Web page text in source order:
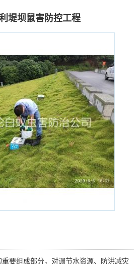
堤坝鼠害防控工程
要组成部分，对调节水资源、防洪减灾